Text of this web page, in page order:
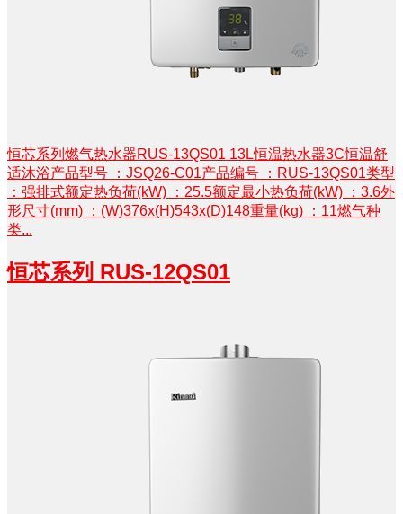
恒芯系列燃气热水器RUS-13QS01 13L恒温热水器3C恒温舒
适沐浴产品型号 ：JSQ26-C01产品编号 ：RUS-13QS01类型
：强排式额定热负荷(kW) ：25.5额定最小热负荷(kW) ：3.6外
形尺寸(mm) ：(W)376x(H)543x(D)148重量(kg) ：11燃气种
类...
恒芯系列 RUS-12QS01